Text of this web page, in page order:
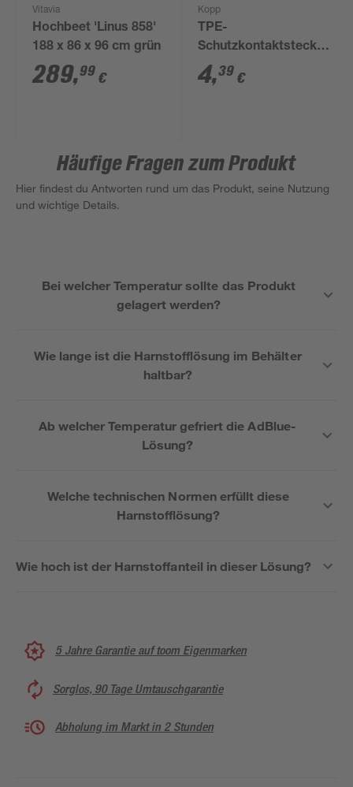
Vitavia
Hochbeet 'Linus 858'
188 x 86 x 96 cm grün
289,99 €
Kopp
TPE-
Schutzkontaktstecker
mit Knickschutz rot
4,39 €
Häufige Fragen zum Produkt
Hier findest du Antworten rund um das Produkt, seine Nutzung
und wichtige Details.
Bei welcher Temperatur sollte das Produkt
gelagert werden?
Wie lange ist die Harnstofflösung im Behälter
haltbar?
Ab welcher Temperatur gefriert die AdBlue-
Lösung?
Welche technischen Normen erfüllt diese
Harnstofflösung?
Wie hoch ist der Harnstoffanteil in dieser Lösung?
5 Jahre Garantie auf toom Eigenmarken
Sorglos, 90 Tage Umtauschgarantie
Abholung im Markt in 2 Stunden